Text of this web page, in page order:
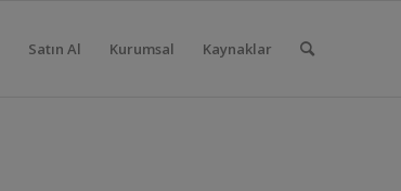
Satın Al Kurumsal Kaynaklar